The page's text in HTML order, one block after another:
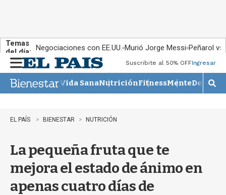
Temas
del día: Negociaciones con EE.UU. Murió Jorge Messi Peñarol
n
u
Suscribite al 50% OFFIngresar
Vida SanaNutriciónFitnessMente
M
o
EL PAÍS BIENESTAR NUTRICIÓN
La pequeña fruta que te
mejora el estado de ánimo en
apenas cuatro días de